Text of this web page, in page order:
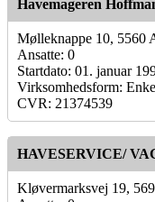
Havemageren
Mølleknappe 10, 5560
Ansatte: 0
Startdato: 01. januar
Virksomhedsform:
CVR: 21374539
HAVESERVICE/
Kløvermarksvej 19,